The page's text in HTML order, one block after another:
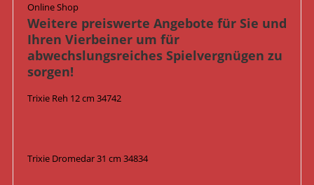
Online Shop
Weitere preiswerte Angebote für Sie und
Ihren Vierbeiner um für
abwechslungsreiches Spielvergnügen zu
sorgen!
Trixie Reh 12 cm 34742
Trixie Dromedar 31 cm 34834